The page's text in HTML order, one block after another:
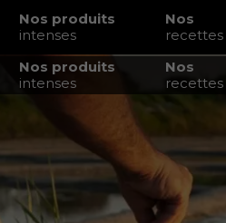
Nos produits
intenses
Nos
recettes
Nos produits
intenses
Nos
recettes